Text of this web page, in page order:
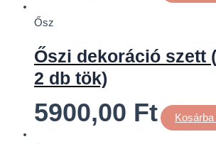
Ősz
Őszi dekoráció szett
2 db tök)
5900,00 Ft